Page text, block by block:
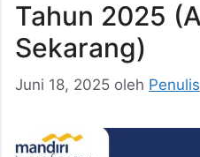
Tahun 2025
Sekarang)
Juni 18, 2025 oleh Penulis